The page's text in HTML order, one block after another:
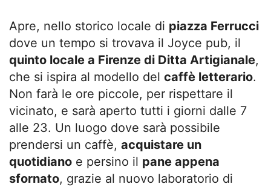
Apre, nello storico locale di piazza Ferrucci
dove un tempo si trovava il Joyce pub, il
quinto locale a Firenze di Ditta Artigianale,
che si ispira al modello del caffè letterario.
Non farà le ore piccole, per rispettare il
vicinato, e sarà aperto tutti i giorni dalle 7
alle 23. Un luogo dove sarà possibile
prendersi un caffè, acquistare un
quotidiano e persino il pane appena
sfornato, grazie al nuovo laboratorio di